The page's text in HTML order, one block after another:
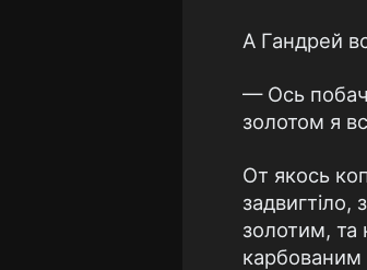
А Гандрей
— Ось
золотом я
От якось
задвигтіло,
золотим,
карбованим